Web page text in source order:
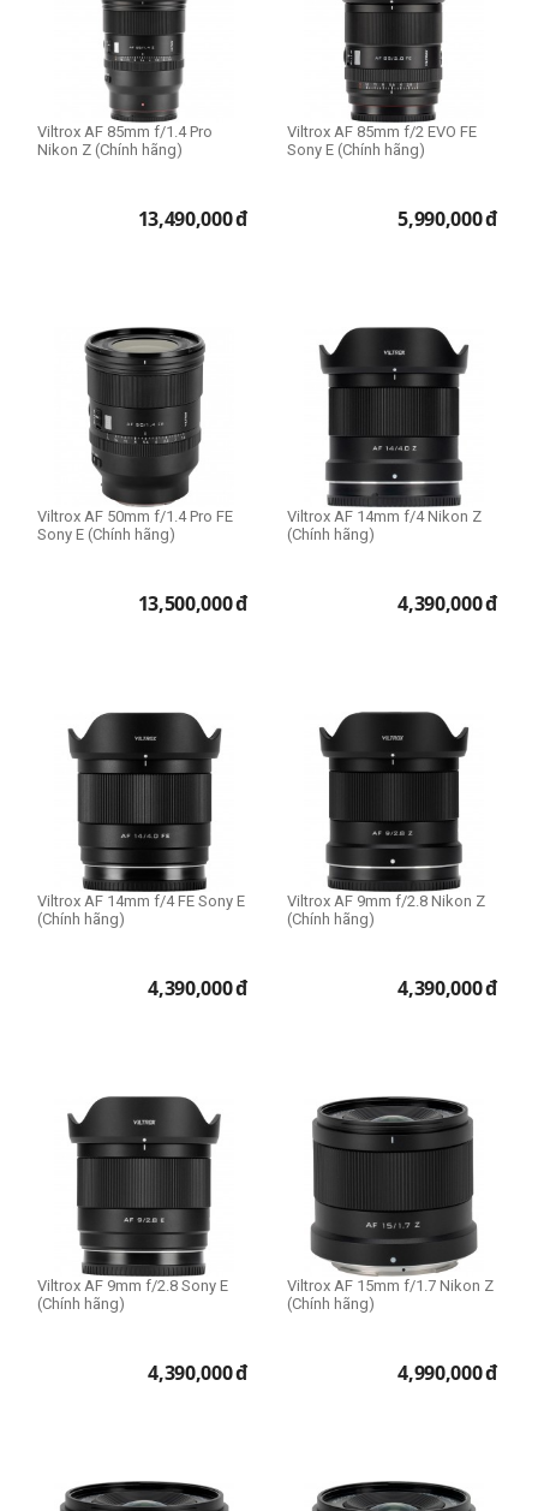
Viltrox AF 85mm f/1.4 Pro
Nikon Z (Chính hãng)
13,490,000đ
Viltrox AF 85mm f/2 EVO FE
Sony E (Chính hãng)
5,990,000đ
Viltrox AF 50mm f/1.4 Pro FE
Sony E (Chính hãng)
13,500,000đ
Viltrox AF 14mm f/4 Nikon Z
(Chính hãng)
4,390,000đ
Viltrox AF 14mm f/4 FE Sony E
(Chính hãng)
4,390,000đ
Viltrox AF 9mm f/2.8 Nikon Z
(Chính hãng)
4,390,000đ
Viltrox AF 9mm f/2.8 Sony E
(Chính hãng)
4,390,000đ
Viltrox AF 15mm f/1.7 Nikon Z
(Chính hãng)
4,990,000đ